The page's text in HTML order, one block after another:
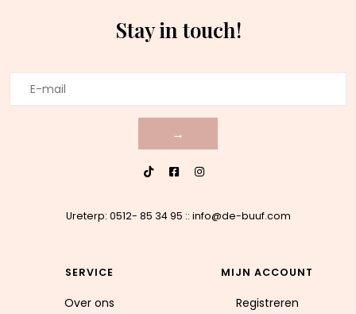
Stay in touch!
→
Ureterp: 0512- 85 34 95 :: info@de-buuf.com
SERVICE
Over ons
MIJN ACCOUNT
Registreren